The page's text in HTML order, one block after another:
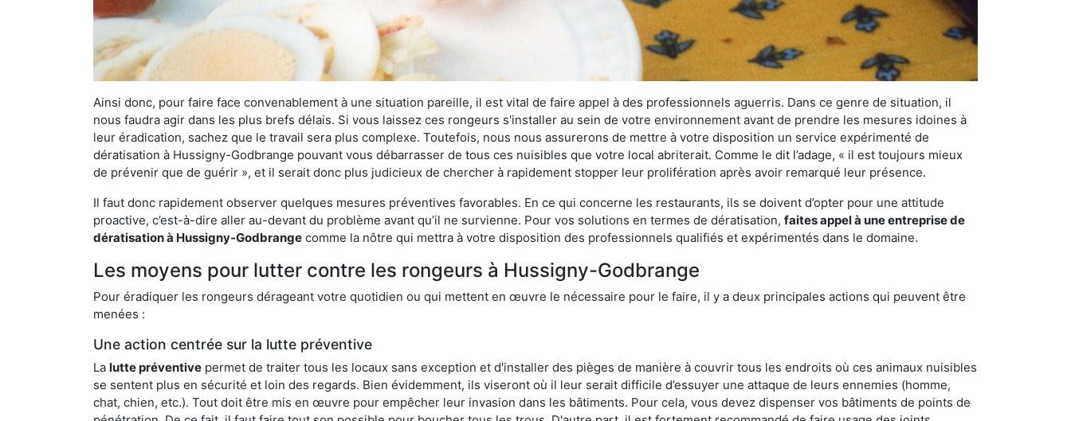
Ainsi donc, pour faire face convenablement à une situation pareille, il est vital de faire appel à des professionnels aguerris. Dans ce genre de situation, il
nous faudra agir dans les plus brefs délais. Si vous laissez ces rongeurs s'installer au sein de votre environnement avant de prendre les mesures idoines à
leur éradication, sachez que le travail sera plus complexe. Toutefois, nous nous assurerons de mettre à votre disposition un service expérimenté de
dératisation à Hussigny-Godbrange pouvant vous débarrasser de tous ces nuisibles que votre local abriterait. Comme le dit l’adage, « il est toujours mieux
de prévenir que de guérir », et il serait donc plus judicieux de chercher à rapidement stopper leur prolifération après avoir remarqué leur présence.
Il faut donc rapidement observer quelques mesures préventives favorables. En ce qui concerne les restaurants, ils se doivent d’opter pour une attitude
proactive, c’est-à-dire aller au-devant du problème avant qu’il ne survienne. Pour vos solutions en termes de dératisation, faites appel à une entreprise de
dératisation à Hussigny-Godbrange comme la nôtre qui mettra à votre disposition des professionnels qualifiés et expérimentés dans le domaine.
Les moyens pour lutter contre les rongeurs à Hussigny-Godbrange
Pour éradiquer les rongeurs dérageant votre quotidien ou qui mettent en œuvre le nécessaire pour le faire, il y a deux principales actions qui peuvent être
menées :
Une action centrée sur la lutte préventive
La lutte préventive permet de traiter tous les locaux sans exception et d'installer des pièges de manière à couvrir tous les endroits où ces animaux nuisibles
se sentent plus en sécurité et loin des regards. Bien évidemment, ils viseront où il leur serait difficile d’essuyer une attaque de leurs ennemies (homme,
chat, chien, etc.). Tout doit être mis en œuvre pour empêcher leur invasion dans les bâtiments. Pour cela, vous devez dispenser vos bâtiments de points de